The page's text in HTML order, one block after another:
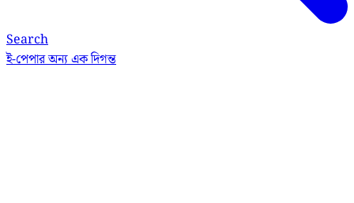
Search
ই-পেপারঅন্য এক দিগন্ত